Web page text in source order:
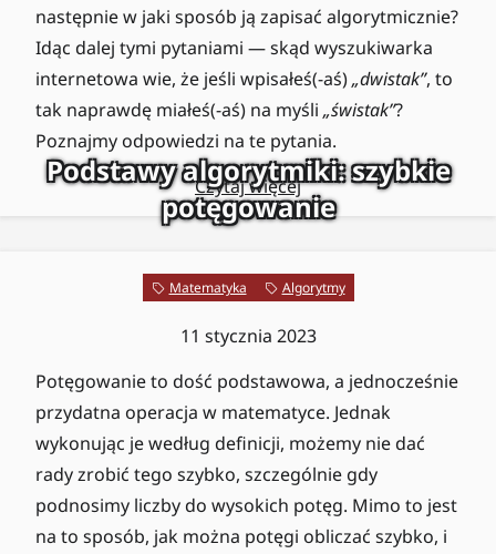
następnie w jaki sposób ją zapisać algorytmicznie?
Idąc dalej tymi pytaniami — skąd wyszukiwarka
internetowa wie, że jeśli wpisałeś(-aś)„dwistak”, to
tak naprawdę miałeś(-aś) na myśli „świstak”?
Poznajmy odpowiedzi na te pytania.
Czytaj więcej
Podstawy algorytmiki: szybkie
potęgowanie
Matematyka Algorytmy
11 stycznia 2023
Potęgowanie to dość podstawowa, a jednocześnie
przydatna operacja w matematyce. Jednak
wykonując je według definicji, możemy nie dać
rady zrobić tego szybko, szczególnie gdy
podnosimy liczby do wysokich potęg. Mimo to jest
na to sposób, jak można potęgi obliczać szybko, i